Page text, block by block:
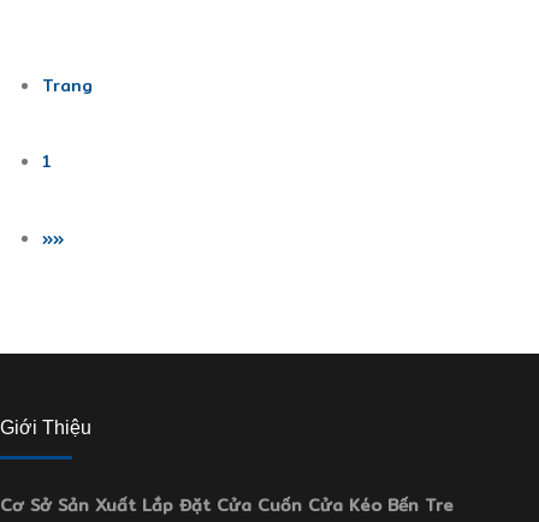
Trang
1
»»
Giới Thiệu
Cơ Sở Sản Xuất Lắp Đặt Cửa Cuốn Cửa Kéo Bến Tre